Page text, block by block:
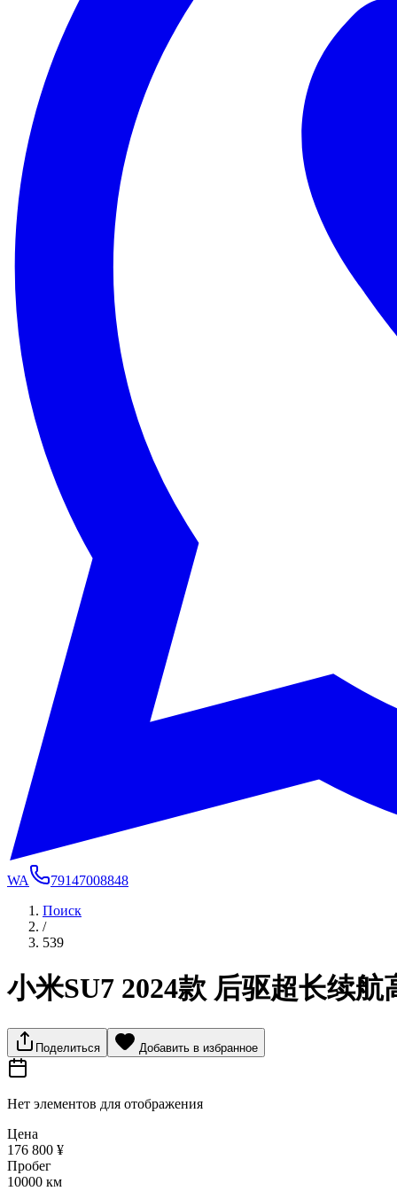
WA
79147008848
Поиск
/
539
小米SU7 2024款 后驱超长续
Поделиться Добавить в избранное
Нет элементов для отображения
Цена
176 800 ¥
Пробег
10000 км